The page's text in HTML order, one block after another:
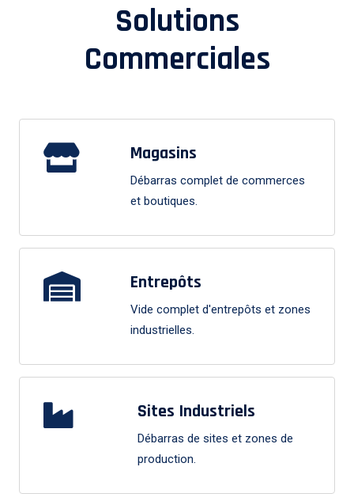
Solutions
Commerciales
Magasins
Débarras complet de commerces
et boutiques.
Entrepôts
Vide complet d'entrepôts et zones
industrielles.
Sites Industriels
Débarras de sites et zones de
production.